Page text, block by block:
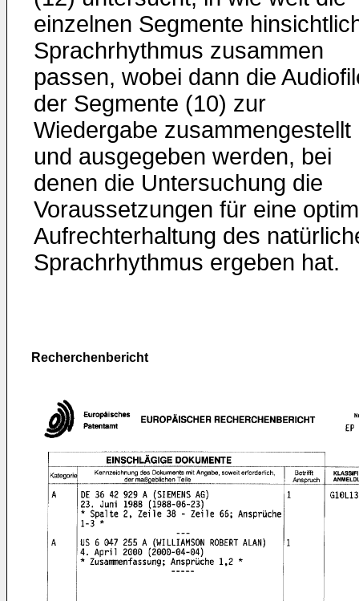
einzelnen Segmente
Sprachrhythmus zusammen
passen, wobei dann die
der Segmente (10) zur
Wiedergabe zusammengestellt
und ausgegeben werden, bei
denen die Untersuchung die
Voraussetzungen für eine
Aufrechterhaltung des
Sprachrhythmus ergeben hat.
Recherchenbericht